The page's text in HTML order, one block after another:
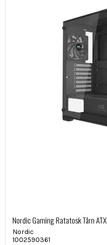
Nordic Gaming Ratatosk Tårn ATX
Nordic
1002590361